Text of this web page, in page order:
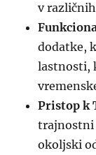
v
dodatke,
lastnosti,
Pristop k
trajnostni
okoljski